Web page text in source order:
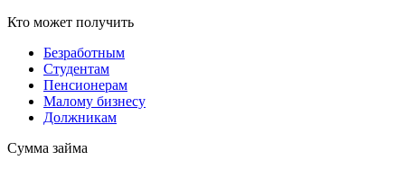
Кто может получить
Безработным
Студентам
Пенсионерам
Малому бизнесу
Должникам
Сумма займа